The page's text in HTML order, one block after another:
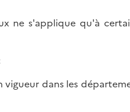
ne s'applique qu'à
dans les